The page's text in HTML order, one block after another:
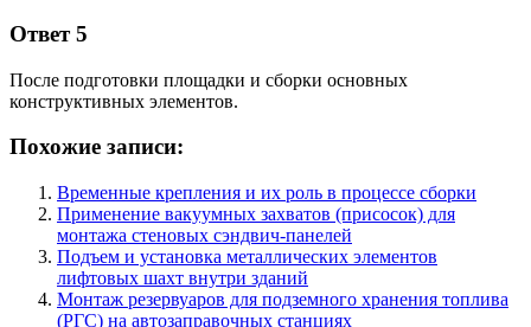
Ответ 5
После подготовки площадки и сборки основных
конструктивных элементов.
Похожие записи:
Временные крепления и их роль в процессе сборки
Применение вакуумных захватов (присосок) для
монтажа стеновых сэндвич-панелей
Подъем и установка металлических элементов
лифтовых шахт внутри зданий
Монтаж резервуаров для подземного хранения топлива
(РГС) на автозаправочных станциях